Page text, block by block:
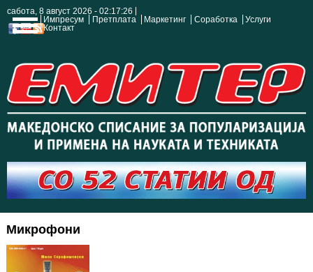
сабота, 8 август 2026 - 02:17:26
Импресум
Претплата Маркетинг Соработка
Услуги
Контакт
Микрофони